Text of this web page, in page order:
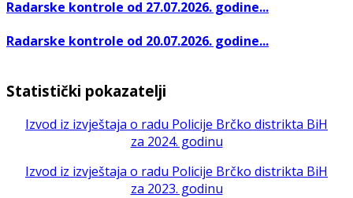
Radarske kontrole od 27.07.2026. godine...
Radarske kontrole od 20.07.2026. godine...
Statistički pokazatelji
Izvod iz izvještaja o radu Policije Brčko distrikta BiH
za 2024. godinu
Izvod iz izvještaja o radu Policije Brčko distrikta BiH
za 2023. godinu